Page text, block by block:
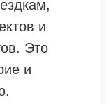
и
Это
и